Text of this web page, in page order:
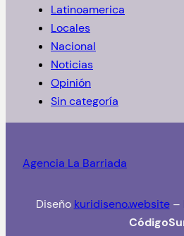
Latinoamerica
Locales
Nacional
Noticias
Opinión
Sin categoría
Agencia La Barriada
Diseño kuridiseno.website–